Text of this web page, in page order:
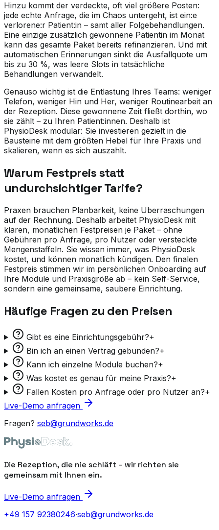
Hinzu kommt der verdeckte, oft viel größere Posten:
jede echte Anfrage, die im Chaos untergeht, ist ein:e
verlorene:r Patient:in – samt aller Folgebehandlungen.
Eine einzige zusätzlich gewonnene Patientin im Monat
kann das gesamte Paket bereits refinanzieren. Und mit
automatischen Erinnerungen sinkt die Ausfallquote um
bis zu 30 %, was leere Slots in tatsächliche
Behandlungen verwandelt.
Genauso wichtig ist die Entlastung Ihres Teams: weniger
Telefon, weniger Hin und Her, weniger Routinearbeit an
der Rezeption. Diese gewonnene Zeit fließt dorthin, wo
sie zählt – zu Ihren Patient:innen. Deshalb ist
PhysioDesk modular: Sie investieren gezielt in die
Bausteine mit dem größten Hebel für Ihre Praxis und
skalieren, wenn es sich auszahlt.
Warum Festpreis statt
undurchsichtiger Tarife?
Praxen brauchen Planbarkeit, keine Überraschungen
auf der Rechnung. Deshalb arbeitet PhysioDesk mit
klaren, monatlichen Festpreisen je Paket – ohne
Gebühren pro Anfrage, pro Nutzer oder versteckte
Mengenstaffeln. Sie wissen immer, was PhysioDesk
kostet, und können monatlich kündigen. Den finalen
Festpreis stimmen wir im persönlichen Onboarding auf
Ihre Module und Praxisgröße ab – kein Self-Service,
sondern eine gemeinsame, saubere Einrichtung.
Häufige Fragen zu den Preisen
Gibt es eine Einrichtungsgebühr?+
Bin ich an einen Vertrag gebunden?+
Kann ich einzelne Module buchen?+
Was kostet es genau für meine Praxis?+
Fallen Kosten pro Anfrage oder pro Nutzer an?+
Live-Demo anfragen
Fragen? seb@grundworks.de
Die Rezeption, die nie schläft – wir richten sie
gemeinsam mit Ihnen ein.
Live-Demo anfragen
+49 157 92380246·seb@grundworks.de